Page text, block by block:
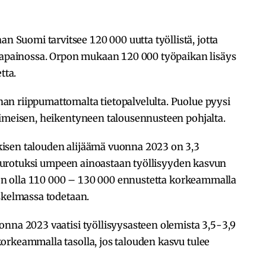
Suomi tarvit­see 120 000 uutta työl­listä, jotta
Orpon mukaan 120 000 työpaikan lisäys
riip­pu­ma­ttomalta tieto­pal­velulta. Puolue pyysi
heiken­ty­neen talous­en­nus­teen pohjalta.
talouden alijäämä vuonna 2023 on 3,3
umpeen ainoastaan työllisyyden kasvun
olla 110 000 – 130 000 ennustetta korkeammalla
todetaan.
2023 vaatisi työllisyysasteen olemista 3,5-3,9
tasolla, jos talouden kasvu tulee